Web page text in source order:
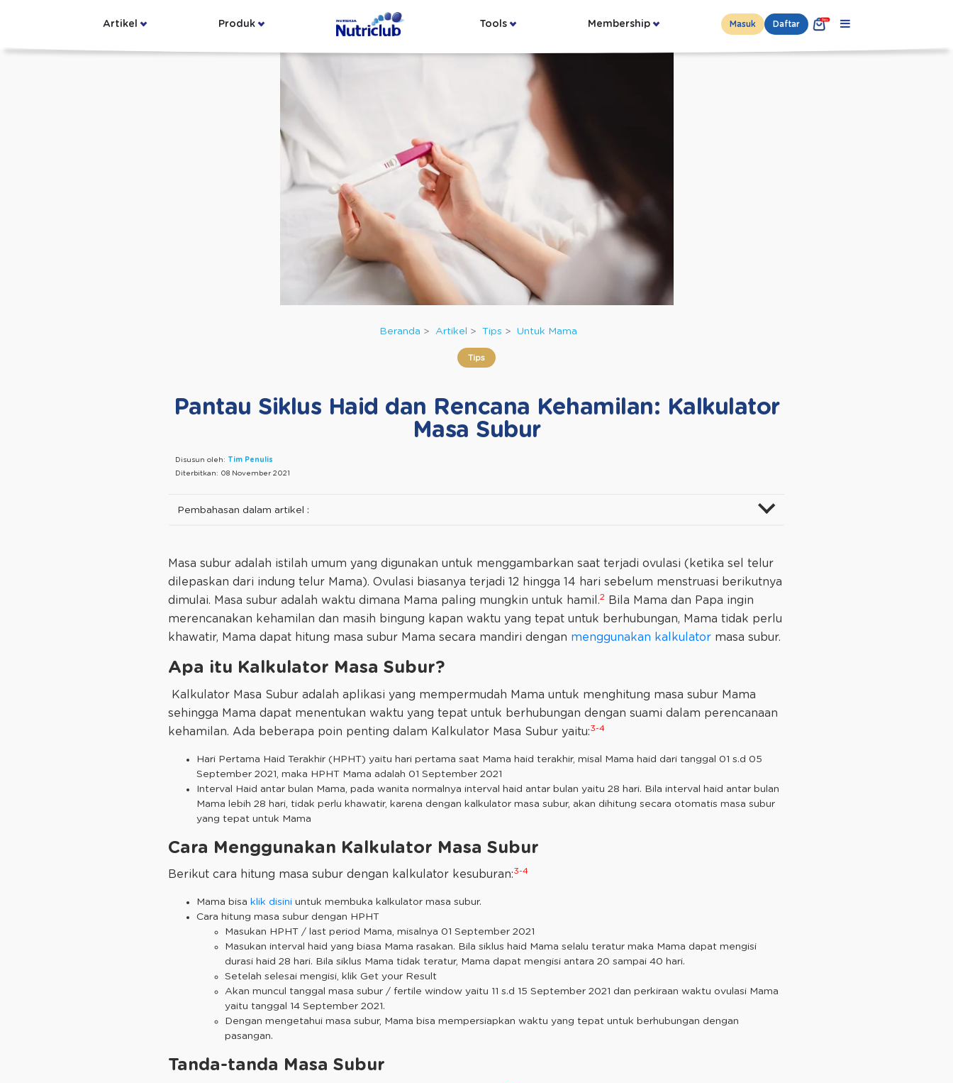
Artikel Produk Tools Membership Masuk Daftar
Beranda Artikel Tips Untuk Mama
Tips
Pantau Siklus Haid dan Rencana Kehamilan: Kalkulator
Masa Subur
Disusun oleh: Tim Penulis
Diterbitkan: 08 November 2021
Pembahasan dalam artikel :
Masa subur adalah istilah umum yang digunakan untuk menggambarkan saat terjadi ovulasi (ketika sel telur
dilepaskan dari indung telur Mama). Ovulasi biasanya terjadi 12 hingga 14 hari sebelum menstruasi berikutnya
dimulai. Masa subur adalah waktu dimana Mama paling mungkin untuk hamil.2
Bila Mama dan Papa ingin
merencanakan kehamilan dan masih bingung kapan waktu yang tepat untuk berhubungan, Mama tidak perlu
khawatir, Mama dapat hitung masa subur Mama secara mandiri dengan menggunakan kalkulator masa subur.
Apa itu Kalkulator Masa Subur?
Kalkulator Masa Subur adalah aplikasi yang mempermudah Mama untuk menghitung masa subur Mama
sehingga Mama dapat menentukan waktu yang tepat untuk berhubungan dengan suami dalam perencanaan
kehamilan. Ada beberapa poin penting dalam Kalkulator Masa Subur yaitu:3-4
Hari Pertama Haid Terakhir (HPHT) yaitu hari pertama saat Mama haid terakhir, misal Mama haid dari tanggal 01 s.d 05
September 2021, maka HPHT Mama adalah 01 September 2021
Interval Haid antar bulan Mama, pada wanita normalnya interval haid antar bulan yaitu 28 hari. Bila interval haid antar bulan
Mama lebih 28 hari, tidak perlu khawatir, karena dengan kalkulator masa subur, akan dihitung secara otomatis masa subur
yang tepat untuk Mama
Cara Menggunakan Kalkulator Masa Subur
Berikut cara hitung masa subur dengan kalkulator kesuburan:3-4
Mama bisa klik disini untuk membuka kalkulator masa subur.
Cara hitung masa subur dengan HPHT
Masukan HPHT / last period Mama, misalnya 01 September 2021
Masukan interval haid yang biasa Mama rasakan. Bila siklus haid Mama selalu teratur maka Mama dapat mengisi
durasi haid 28 hari. Bila siklus Mama tidak teratur, Mama dapat mengisi antara 20 sampai 40 hari.
Setelah selesai mengisi, klik Get your Result
Akan muncul tanggal masa subur / fertile window yaitu 11 s.d 15 September 2021 dan perkiraan waktu ovulasi Mama
yaitu tanggal 14 September 2021.
Dengan mengetahui masa subur, Mama bisa mempersiapkan waktu yang tepat untuk berhubungan dengan
pasangan.
Tanda-tanda Masa Subur